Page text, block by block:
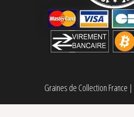
Graines de Collection France |